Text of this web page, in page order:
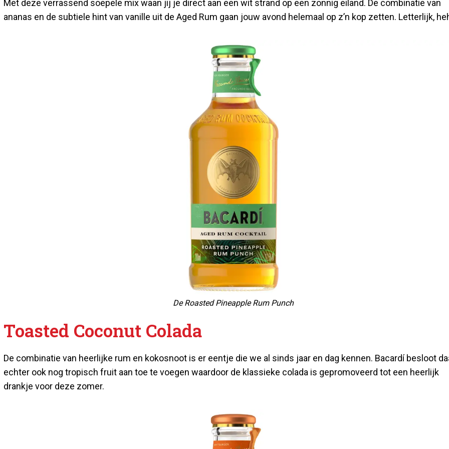
Met deze verrassend soepele mix waan jij je direct aan een wit strand op een zonnig eiland. De combinatie van
ananas en de subtiele hint van vanille uit de Aged Rum gaan jouw avond helemaal op z’n kop zetten. Letterlijk,
De Roasted Pineapple Rum Punch
Toasted Coconut Colada
De combinatie van heerlijke rum en kokosnoot is er eentje die we al sinds jaar en dag kennen. Bacardí besloot
echter ook nog tropisch fruit aan toe te voegen waardoor de klassieke colada is gepromoveerd tot een heerlijk
drankje voor deze zomer.